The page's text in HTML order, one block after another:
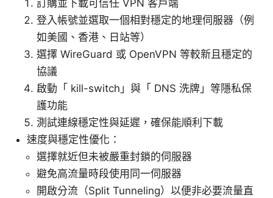
訂購並下載可信任 VPN 客戶端
登入帳號並選取一個相對穩定的地理伺服器（例
如美國、香港、日站等）
選擇 WireGuard 或 OpenVPN 等較新且穩定的
協議
啟動「 kill-switch」與「 DNS 洗牌」等隱私保
護功能
測試連線穩定性與延遲，確保能順利下載
速度與穩定性優化：
選擇就近但未被嚴重封鎖的伺服器
避免高流量時段使用同一伺服器
開啟分流（Split Tunneling）以便非必要流量直